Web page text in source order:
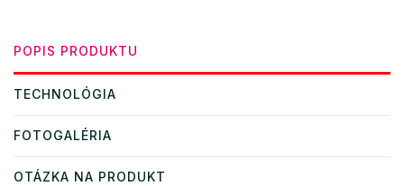
POPIS PRODUKTU
TECHNOLÓGIA
FOTOGALÉRIA
OTÁZKA NA PRODUKT